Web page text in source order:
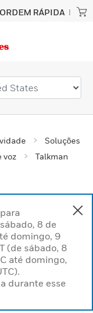
ORDEM RÁPIDA
Soluções
voz
Talkman
8 de
domingo, 9
(de sábado, 8
até domingo,
durante esse